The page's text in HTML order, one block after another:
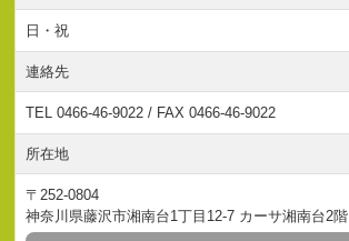
日・祝
連絡先
TEL 0466-46-9022 / FAX 0466-46-9022
所在地
〒252-0804
神奈川県藤沢市湘南台1丁目12-7 カーサ湘南台2階